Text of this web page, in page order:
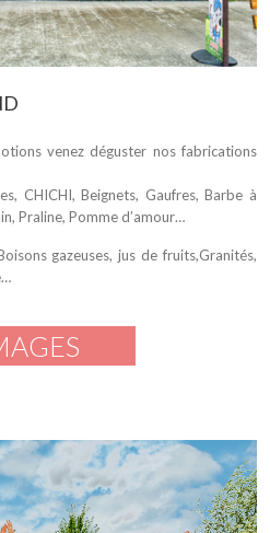
venez déguster nos fabrications
CHICHI, Beignets, Gaufres, Barbe à
Praline, Pomme d’amour…
gazeuses, jus de fruits,Granités,